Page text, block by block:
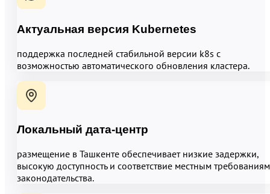
Актуальная версия Kubernetes
поддержка последней стабильной версии k8s с
возможностью автоматического обновления кластера.
Локальный дата-центр
размещение в Ташкенте обеспечивает низкие задержки,
высокую доступность и соответствие местным требованиям
законодательства.